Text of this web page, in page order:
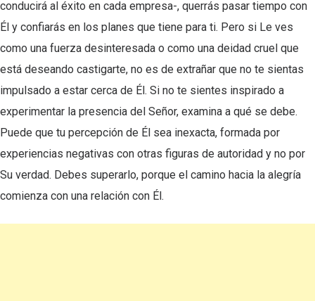
conducirá al éxito en cada empresa-, querrás pasar tiempo con
Él y confiarás en los planes que tiene para ti. Pero si Le ves
como una fuerza desinteresada o como una deidad cruel que
está deseando castigarte, no es de extrañar que no te sientas
impulsado a estar cerca de Él. Si no te sientes inspirado a
experimentar la presencia del Señor, examina a qué se debe.
Puede que tu percepción de Él sea inexacta, formada por
experiencias negativas con otras figuras de autoridad y no por
Su verdad. Debes superarlo, porque el camino hacia la alegría
comienza con una relación con Él.